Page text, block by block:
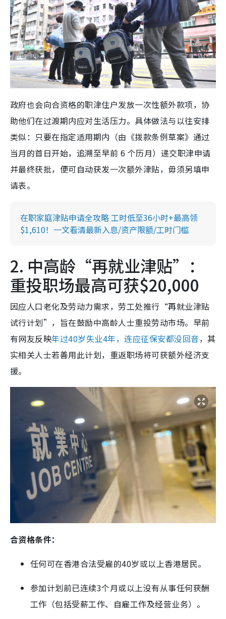
政府也会向合资格的职津住户发放一次性额外款项，协
助他们在过渡期内应对生活压力。具体做法与以往安排
类似：只要在指定适用期内（由《拨款条例草案》通过
当月的首日开始，追溯至早前 6 个历月）递交职津申请
并最终获批，便可自动获发一次额外津贴，毋须另填申
请表。
在职家庭津贴申请全攻略 工时低至36小时+最高领
$1,610！一文看清最新入息/资产限额/工时门槛
2. 中高龄“再就业津贴”：
重投职场最高可获$20,000
因应人口老化及劳动力需求，劳工处推行“再就业津贴
试行计划”，旨在鼓励中高龄人士重投劳动市场。早前
有网友反映年过40岁失业4年，连应征保安都没回音，其
实相关人士若善用此计划，重返职场将可获额外经济支
援。
合资格条件：
任何可在香港合法受雇的40岁或以上香港居民。
参加计划前已连续3个月或以上没有从事任何获酬
工作（包括受薪工作、自雇工作及经营业务）。